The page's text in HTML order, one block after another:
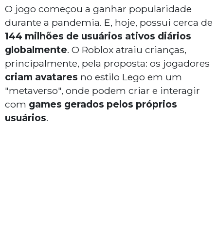
O jogo começou a ganhar popularidade
durante a pandemia. E, hoje, possui cerca de
144 milhões de usuários ativos diários
globalmente. O Roblox atraiu crianças,
principalmente, pela proposta: os jogadores
criam avatares no estilo Lego em um
"metaverso", onde podem criar e interagir
com games gerados pelos próprios
usuários.